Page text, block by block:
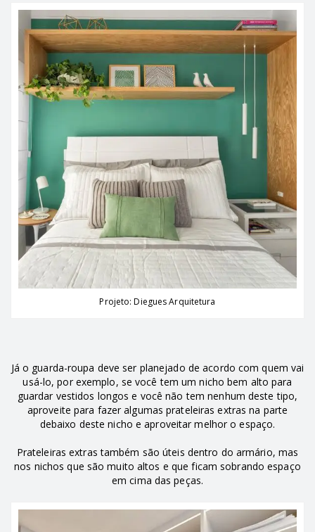
Projeto: Diegues Arquitetura
Já o guarda-roupa deve ser planejado de acordo com quem vai
usá-lo, por exemplo, se você tem um nicho bem alto para
guardar vestidos longos e você não tem nenhum deste tipo,
aproveite para fazer algumas prateleiras extras na parte
debaixo deste nicho e aproveitar melhor o espaço.
Prateleiras extras também são úteis dentro do armário, mas
nos nichos que são muito altos e que ficam sobrando espaço
em cima das peças.